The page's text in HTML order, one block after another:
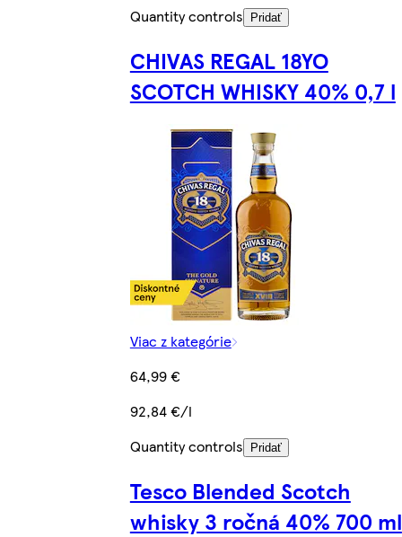
Quantity controls Pridať
CHIVAS REGAL 18YO
SCOTCH WHISKY 40% 0,7 l
Viac z kategórie
64,99 €
92,84 €/l
Quantity controls
Pridať
Tesco Blended Scotch
whisky 3 ročná 40% 700 ml